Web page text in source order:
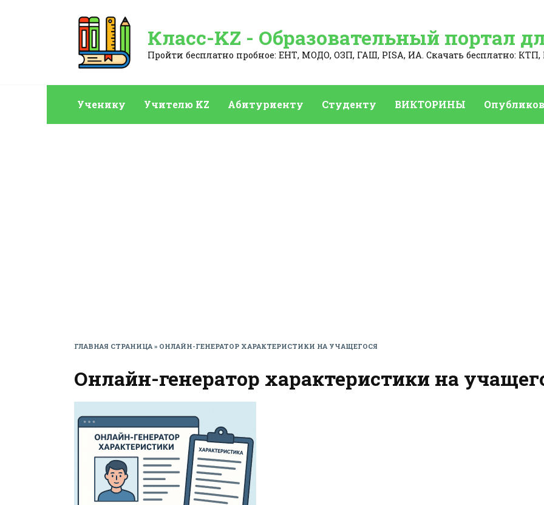
Класс-KZ - Образовательный портал
Пройти бесплатно пробное: ЕНТ, МОДО, ОЗП, ГАШ, PISA, ИА. Скачать бесплатно:
Ученику Учителю KZ Абитуриенту Студенту ВИКТОРИНЫ
ГЛАВНАЯ СТРАНИЦА» ОНЛАЙН-ГЕНЕРАТОР ХАРАКТЕРИСТИКИ НА УЧАЩЕГОСЯ
Онлайн-генератор характеристики на